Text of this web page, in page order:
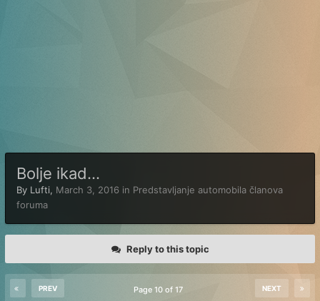
Bolje ikad...
By Lufti, March 3, 2016 in Predstavljanje automobila članova
foruma
Reply to this topic
PREV NEXT
Page 10 of 17